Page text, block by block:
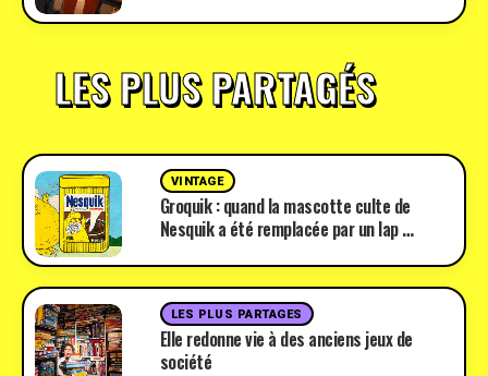
LES PLUS PARTAGÉS
VINTAGE
Groquik : quand la mascotte culte de
Nesquik a été remplacée par un lap …
LES PLUS PARTAGES
Elle redonne vie à des anciens jeux de
société